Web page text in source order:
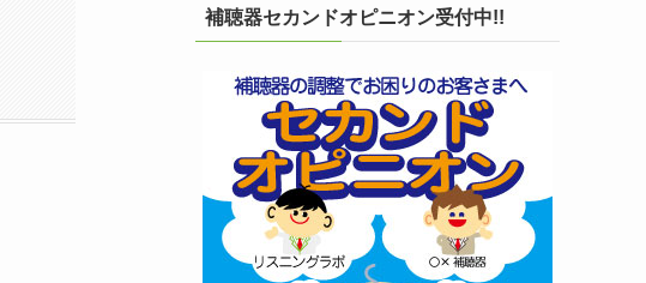
補聴器セカンドオピニオン受付中!!